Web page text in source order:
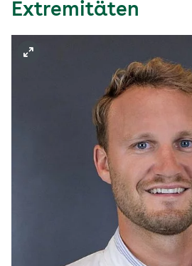
Extremitäten